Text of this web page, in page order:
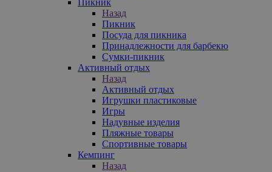
Назад
Пикник
Посуда для пикника
Принадлежности для барбекю
Сумки-пикник
Активный отдых
Назад
Активный отдых
Игрушки пластиковые
Игры
Надувные изделия
Пляжные товары
Спортивные товары
Кемпинг
Назад